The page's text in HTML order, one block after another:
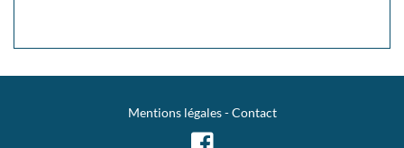
Mentions légales-Contact